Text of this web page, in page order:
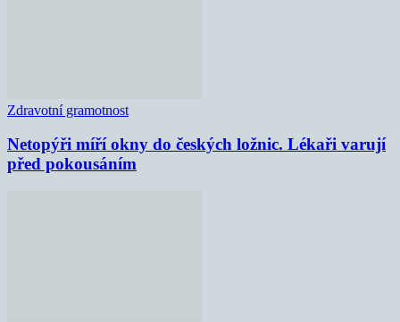
Zdravotní gramotnost
Netopýři míří okny do českých ložnic. Lékaři varují
před pokousáním